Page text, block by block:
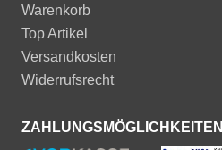
Warenkorb
Top Artikel
Versandkosten
Widerrufsrecht
ZAHLUNGSMÖGLICHKEITEN